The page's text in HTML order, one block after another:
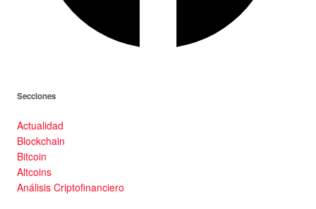
Secciones
Actualidad
Blockchain
Bitcoin
Altcoins
Análisis Criptofinanciero